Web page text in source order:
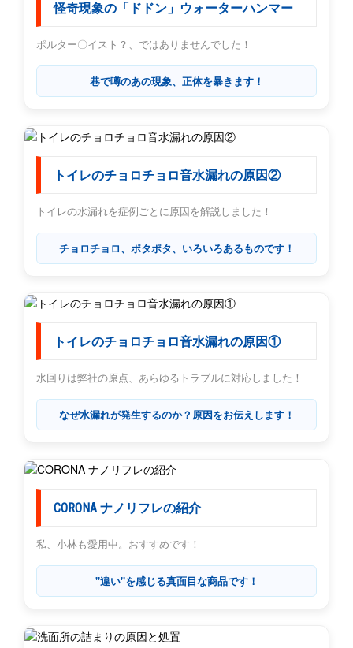
怪奇現象の「ドドン」ウォーターハンマー
ポルター〇イスト？、ではありませんでした！
巷で噂のあの現象、正体を暴きます！
トイレのチョロチョロ音水漏れの原因②
トイレの水漏れを症例ごとに原因を解説しました！
チョロチョロ、ポタポタ、いろいろあるものです！
トイレのチョロチョロ音水漏れの原因①
水回りは弊社の原点、あらゆるトラブルに対応しました！
なぜ水漏れが発生するのか？原因をお伝えします！
CORONA ナノリフレの紹介
私、小林も愛用中。おすすめです！
"違い"を感じる真面目な商品です！